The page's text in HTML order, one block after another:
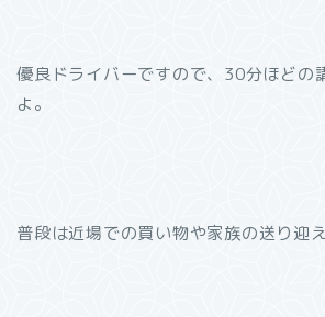
優良ドライバーですので、30分ほどの
よ。
普段は近場での買い物や家族の送り迎